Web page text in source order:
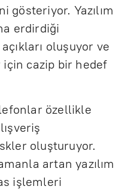
gösteriyor. Yazılım
erdirdiği
oluşuyor ve
için cazip bir hedef
özellikle
oluşturuyor.
artan yazılım
işlemleri